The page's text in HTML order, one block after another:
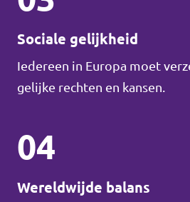
Sociale gelijkheid
Iedereen in Europa moet
gelijke rechten en kansen.
04
Wereldwijde balans